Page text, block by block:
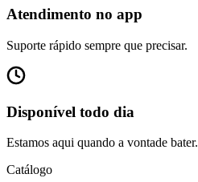
Atendimento no app
Suporte rápido sempre que precisar.
Disponível todo dia
Estamos aqui quando a vontade bater.
Catálogo